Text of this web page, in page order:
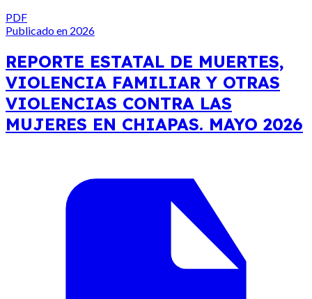
PDF
Publicado en 2026
REPORTE ESTATAL DE MUERTES,
VIOLENCIA FAMILIAR Y OTRAS
VIOLENCIAS CONTRA LAS
MUJERES EN CHIAPAS. MAYO 2026